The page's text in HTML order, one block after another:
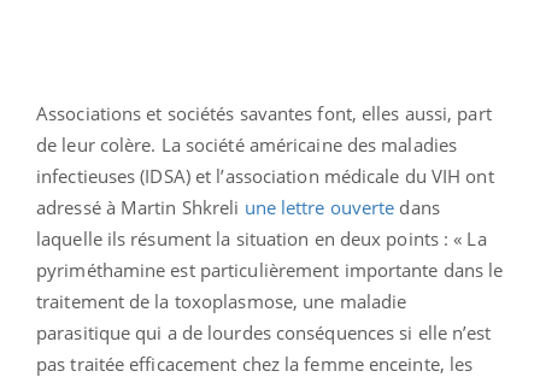
Associations et sociétés savantes font, elles aussi, part
de leur colère. La société américaine des maladies
infectieuses (IDSA) et l’association médicale du VIH ont
adressé à Martin Shkreli une lettre ouverte dans
laquelle ils résument la situation en deux points : « La
pyriméthamine est particulièrement importante dans le
traitement de la toxoplasmose, une maladie
parasitique qui a de lourdes conséquences si elle n’est
pas traitée efficacement chez la femme enceinte, les